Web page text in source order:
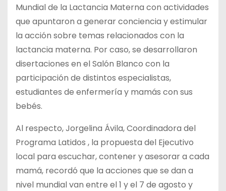
Mundial de la Lactancia Materna con actividades
que apuntaron a generar conciencia y estimular
la acción sobre temas relacionados con la
lactancia materna. Por caso, se desarrollaron
disertaciones en el Salón Blanco con la
participación de distintos especialistas,
estudiantes de enfermería y mamás con sus
bebés.
Al respecto, Jorgelina Ávila, Coordinadora del
Programa Latidos , la propuesta del Ejecutivo
local para escuchar, contener y asesorar a cada
mamá, recordó que la acciones que se dan a
nivel mundial van entre el 1 y el 7 de agosto y